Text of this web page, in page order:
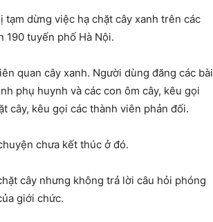
tạm dừng việc hạ chặt cây xanh trên các
190 tuyến phố Hà Nội.
quan cây xanh. Người dùng đăng các bài
phụ huynh và các con ôm cây, kêu gọi
cây, kêu gọi các thành viên phản đối.
chưa kết thúc ở đó.
cây nhưng không trả lời câu hỏi phóng
giới chức.